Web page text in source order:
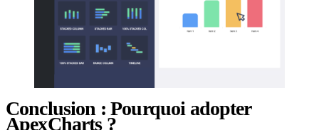
Conclusion : Pourquoi adopter
ApexCharts ?